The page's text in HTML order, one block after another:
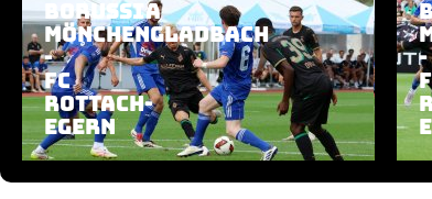
BORUSSIA
MÖNCHENGLADBACH
-
FC
ROTTACH-
EGERN
-